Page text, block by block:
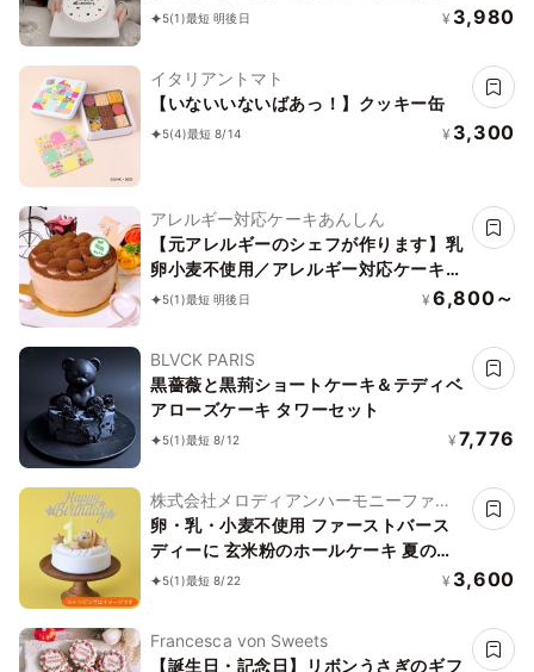
応5(1)最短 明後日 ¥ 3,980
イタリアントマト
【いないいないばあっ！】クッキー缶
5(4)最短 8/14 ¥ 3,300
アレルギー対応ケーキあんしん
【元アレルギーのシェフが作ります】乳
卵小麦不使用／アレルギー対応ケーキ／
チョコレートケーキ4号（12cm）ヴィ
5(1)最短 明後日 ¥ 6,800～
BLVCK PARIS
黒薔薇と黒荊ショートケーキ＆テディベ
アローズケーキ タワーセット
5(1)最短 8/12 ¥ 7,776
株式会社メロディアンハーモニーファイ
ン
卵・乳・小麦不使用 ファーストバース
ディーに 玄米粉のホールケーキ 夏の贈
り物に
5(1)最短 8/22 ¥ 3,600
Francesca von Sweets
【誕生日・記念日】リボンうさぎのギフ